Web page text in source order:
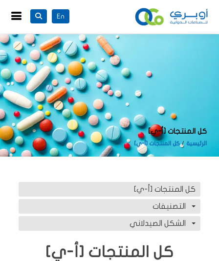
En
كل المنتجات [أ-ي]
الرئيسية كل المنتجات [أ-ي]
كل المنتجات [أ-ي]
التصنيفات
الشكل الصيدلاني
كل المنتجات [أ-ي]